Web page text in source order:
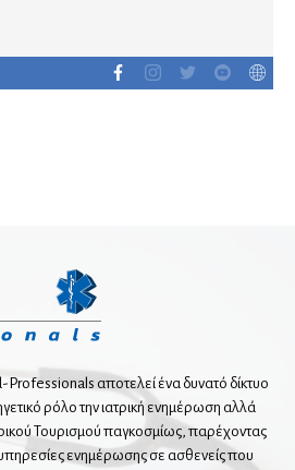
Professionals αποτελεί ένα δυνατό δίκτυο
ρόλο την ιατρική ενημέρωση αλλά
Τουρισμού παγκοσμίως, παρέχοντας
ενημέρωσης σε ασθενείς που